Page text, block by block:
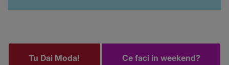
Tu Dai Moda! Ce faci in weekend?